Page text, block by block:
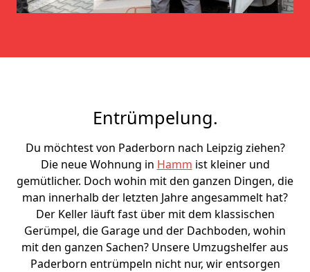
Entrümpelung.
Du möchtest von Paderborn nach Leipzig ziehen?
Die neue Wohnung in Hamm ist kleiner und
gemütlicher. Doch wohin mit den ganzen Dingen, die
man innerhalb der letzten Jahre angesammelt hat?
Der Keller läuft fast über mit dem klassischen
Gerümpel, die Garage und der Dachboden, wohin
mit den ganzen Sachen? Unsere Umzugshelfer aus
Paderborn entrümpeln nicht nur, wir entsorgen